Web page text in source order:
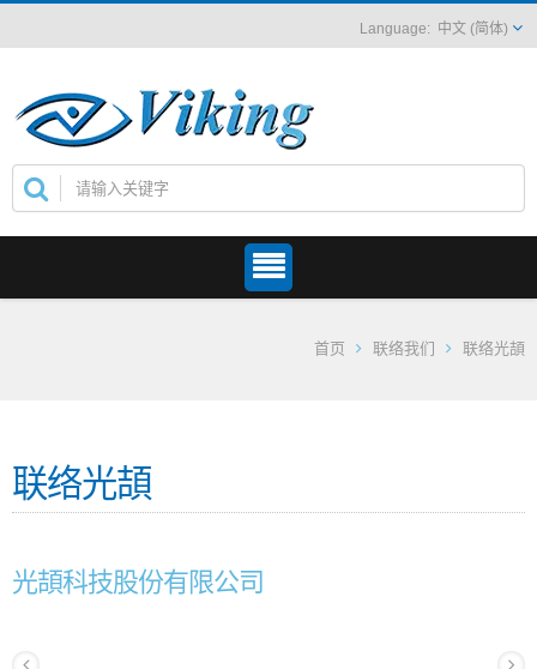
中文 (简体)
首页 联络我们 联络光頡
联络光頡
光頡科技股份有限公司